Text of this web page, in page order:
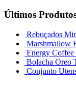
Últimos
Rebuçados
Marshmallow
Energy
Bolacha Oreo
Conjunto